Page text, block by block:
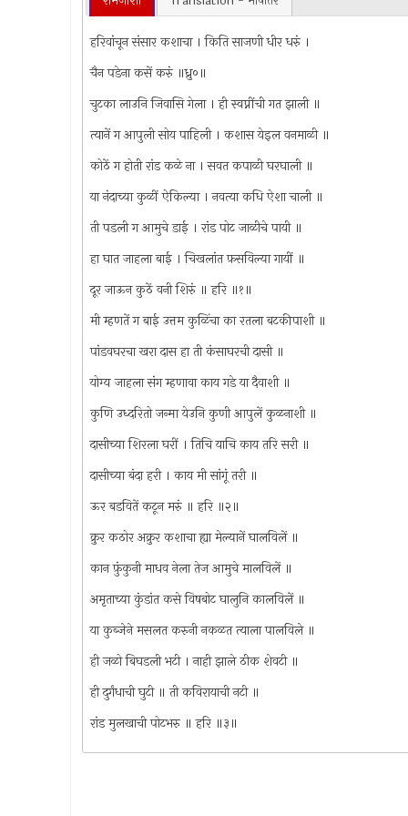
हरिवांचून संसार कशाचा । किति साजणी धीर धरुं ।
चैन पडेना कसें करुं ॥ध्रु०॥
चुटका लाउनि जिवासि गेला । ही स्वप्नींची गत झाली ॥
त्यानें ग आपुली सोय पाहिली । कशास येइल वनमाळी ॥
कोठें ग होती रांड कळे ना । सवत कपाळी घरघाली ॥
या नंदाच्या कुळीं ऐकिल्या । नवत्या कधि ऐशा चाली ॥
ती पडली ग आमुचे डाई । रांड पोट जाळीचे पायी ॥
हा घात जाहला बाई । चिखलांत फ़सविल्या गायीं ॥
दूर जाऊन कुठें वनी शिरुं ॥ हरि ॥१॥
मी म्हणतें ग बाई उत्तम कुळिंचा का रतला बटकीपाशी ॥
पांडवघरचा खरा दास हा ती कंसाघरची दासी ॥
योग्य जाहला संग म्हणावा काय गडे या दैवाशी ॥
कुणि उध्दरितो जन्मा येउनि कुणी आपुलें कुळनाशी ॥
दासीच्या शिरला घरीं । तिचि याचि काय तरि सरी ॥
दासीच्या बंदा हरी । काय मी सांगूं तरी ॥
ऊर बडवितें कटून मरुं ॥ हरि ॥२॥
क्रुर कठोर अक्रुर कशाचा ह्या मेल्यानें घालविलें ॥
कान फ़ुंकुनी माधव नेला तेज आमुचे मालविलें ॥
अमृताच्या कुंडांत कसे विषबोट घालुनि कालविलें ॥
या कुब्जेने मसलत करुनी नकळत त्याला पालविले ॥
ही जळो बिघडली भटी । नाही झाले ठीक शेवटी ॥
ही दुर्गंधाची घुटी ॥ ती कविरायाची नटी ॥
रांड मुलखाची पोटभरु ॥ हरि ॥३॥